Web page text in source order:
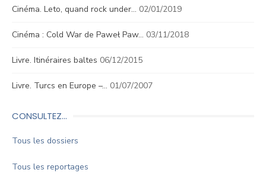
Cinéma. Leto, quand rock under… 02/01/2019
Cinéma : Cold War de Paweł Paw… 03/11/2018
Livre. Itinéraires baltes 06/12/2015
Livre. Turcs en Europe –… 01/07/2007
CONSULTEZ…
Tous les dossiers
Tous les reportages